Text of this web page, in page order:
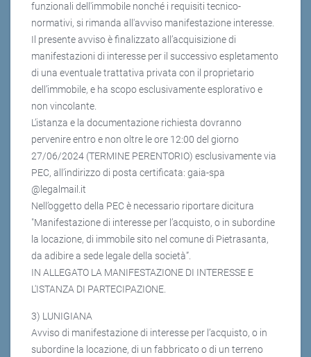
funzionali dell'immobile nonché i requisiti tecnico-
normativi, si rimanda all'avviso manifestazione interesse.
Il presente avviso è finalizzato all’acquisizione di
manifestazioni di interesse per il successivo espletamento
di una eventuale trattativa privata con il proprietario
dell’immobile, e ha scopo esclusivamente esplorativo e
non vincolante.
L’istanza e la documentazione richiesta dovranno
pervenire entro e non oltre le ore 12:00 del giorno
27/06/2024 (TERMINE PERENTORIO) esclusivamente via
PEC, all’indirizzo di posta certificata: gaia-spa
@legalmail.it
Nell’oggetto della PEC è necessario riportare dicitura
"Manifestazione di interesse per l’acquisto, o in subordine
la locazione, di immobile sito nel comune di Pietrasanta,
da adibire a sede legale della società”.
IN ALLEGATO LA MANIFESTAZIONE DI INTERESSE E
L'ISTANZA DI PARTECIPAZIONE.
3) LUNIGIANA
Avviso di manifestazione di interesse per l’acquisto, o in
subordine la locazione, di un fabbricato o di un terreno